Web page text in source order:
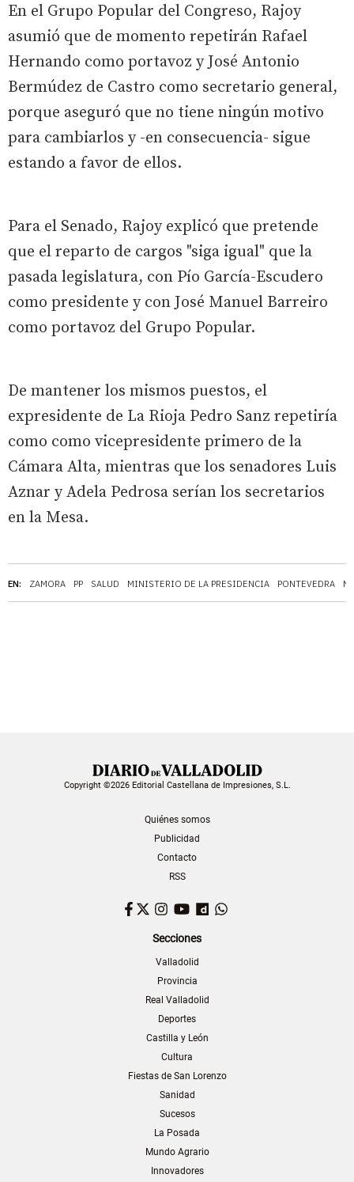
EN: ZAMORA PP SALUD MINISTERIO DE LA PRESIDENCIA PONTEVEDRA
En el Grupo Popular del Congreso, Rajoy
asumió que de momento repetirán Rafael
Hernando como portavoz y José Antonio
Bermúdez de Castro como secretario general,
porque aseguró que no tiene ningún motivo
para cambiarlos y -en consecuencia- sigue
estando a favor de ellos.
Para el Senado, Rajoy explicó que pretende
que el reparto de cargos "siga igual" que la
pasada legislatura, con Pío García-Escudero
como presidente y con José Manuel Barreiro
como portavoz del Grupo Popular.
De mantener los mismos puestos, el
expresidente de La Rioja Pedro Sanz repetiría
como como vicepresidente primero de la
Cámara Alta, mientras que los senadores Luis
Aznar y Adela Pedrosa serían los secretarios
en la Mesa.
Copyright ©2026 Editorial Castellana de Impresiones, S.L.
Quiénes somos
Publicidad
Contacto
RSS
Facebook
TwitterInstagram
YouTubeDailymotion
Secciones
Valladolid
Provincia
Real Valladolid
Deportes
Castilla y León
Cultura
Fiestas de San Lorenzo
Sanidad
Sucesos
La Posada
Mundo Agrario
Innovadores